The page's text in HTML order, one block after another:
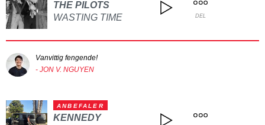
THE PILOTS
WASTING TIME
DEL
Vanvittig fengende!
- JON V. NGUYEN
ANBEFALER
KENNEDY